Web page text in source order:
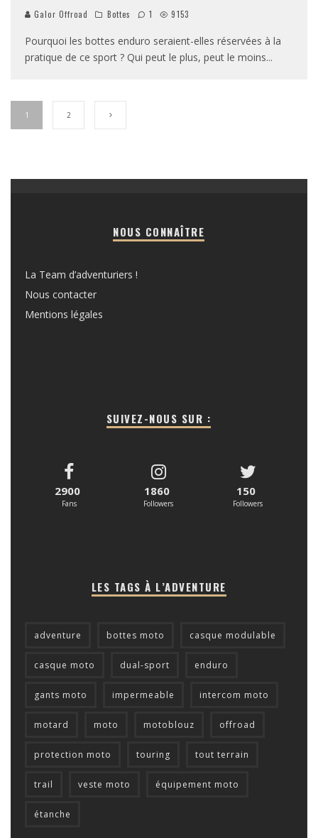
Galor Offroad Bottes 1 9153
Pourquoi les bottes enduro seraient-elles réservées à la
pratique de ce sport ? Qui peut le plus, peut le moins...
1 2
NOUS CONNAÎTRE
La Team d’adventuriers !
Nous contacter
Mentions légales
SUIVEZ-NOUS SUR :
2900
Fans
1860
Followers
150
Followers
LES TAGS À L’ADVENTURE
adventure bottes moto casque modulable
casque moto dual-sport enduro
gants moto impermeable intercom moto
motard moto motoblouz offroad
protection moto touring tout terrain
trail veste moto équipement moto
étanche